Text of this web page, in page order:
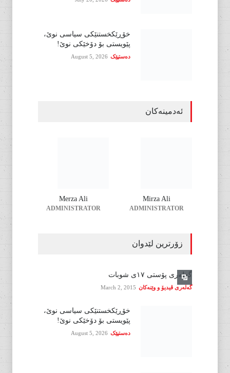
خۆڕێکخستنێکی سیاسی نوێ،
پێویستی بۆ دۆخێکی نوێ!
دەستپێک August 5, 2026
ئەدمینەکان
Mirza Ali
ADMINISTRATOR
Merza Ali
ADMINISTRATOR
زۆرترین لێدوان
گەلەری پۆستی ١٧ی شوبات
گەلەری ڤیدیۆ و وێنەکان March 2, 2015
خۆڕێکخستنێکی سیاسی نوێ،
پێویستی بۆ دۆخێکی نوێ!
دەستپێک August 5, 2026